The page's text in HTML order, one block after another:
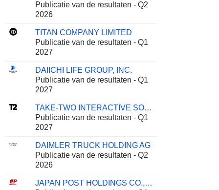
Publicatie van de resultaten - Q2
2026
TITAN COMPANY LIMITED
Publicatie van de resultaten - Q1
2027
DAIICHI LIFE GROUP, INC.
Publicatie van de resultaten - Q1
2027
TAKE-TWO INTERACTIVE SOFTWARE, INC.
Publicatie van de resultaten - Q1
2027
DAIMLER TRUCK HOLDING AG
Publicatie van de resultaten - Q2
2026
JAPAN POST HOLDINGS CO., LTD.